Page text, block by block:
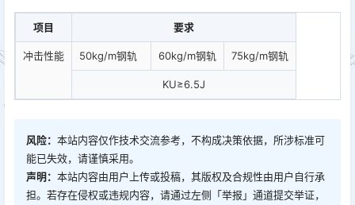
项目 要求
冲击性能 50kg/m钢轨 60kg/m钢轨 75kg/m钢轨
KU≥6.5J
风险： 本站内容仅作技术交流参考，不构成决策依据，所涉标准可
能已失效，请谨慎采用。
声明： 本站内容由用户上传或投稿，其版权及合规性由用户自行承
担。若存在侵权或违规内容，请通过左侧「举报」通道提交举证，